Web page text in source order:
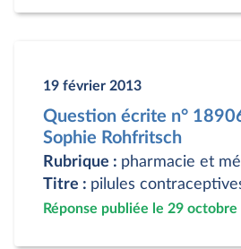
19 février 2013
Question écrite n°
Sophie Rohfritsch
Rubrique : pharmacie et
Titre : pilules
Réponse publiée le 29 octobre